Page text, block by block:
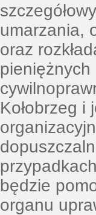
umarzania,
oraz
Kołobrzeg i
będzie
organu